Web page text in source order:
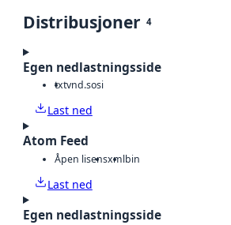
Distribusjoner 4
Egen nedlastningsside
txtvnd.sosi
Last ned
Atom Feed
Åpen lisensxmlbin
Last ned
Egen nedlastningsside